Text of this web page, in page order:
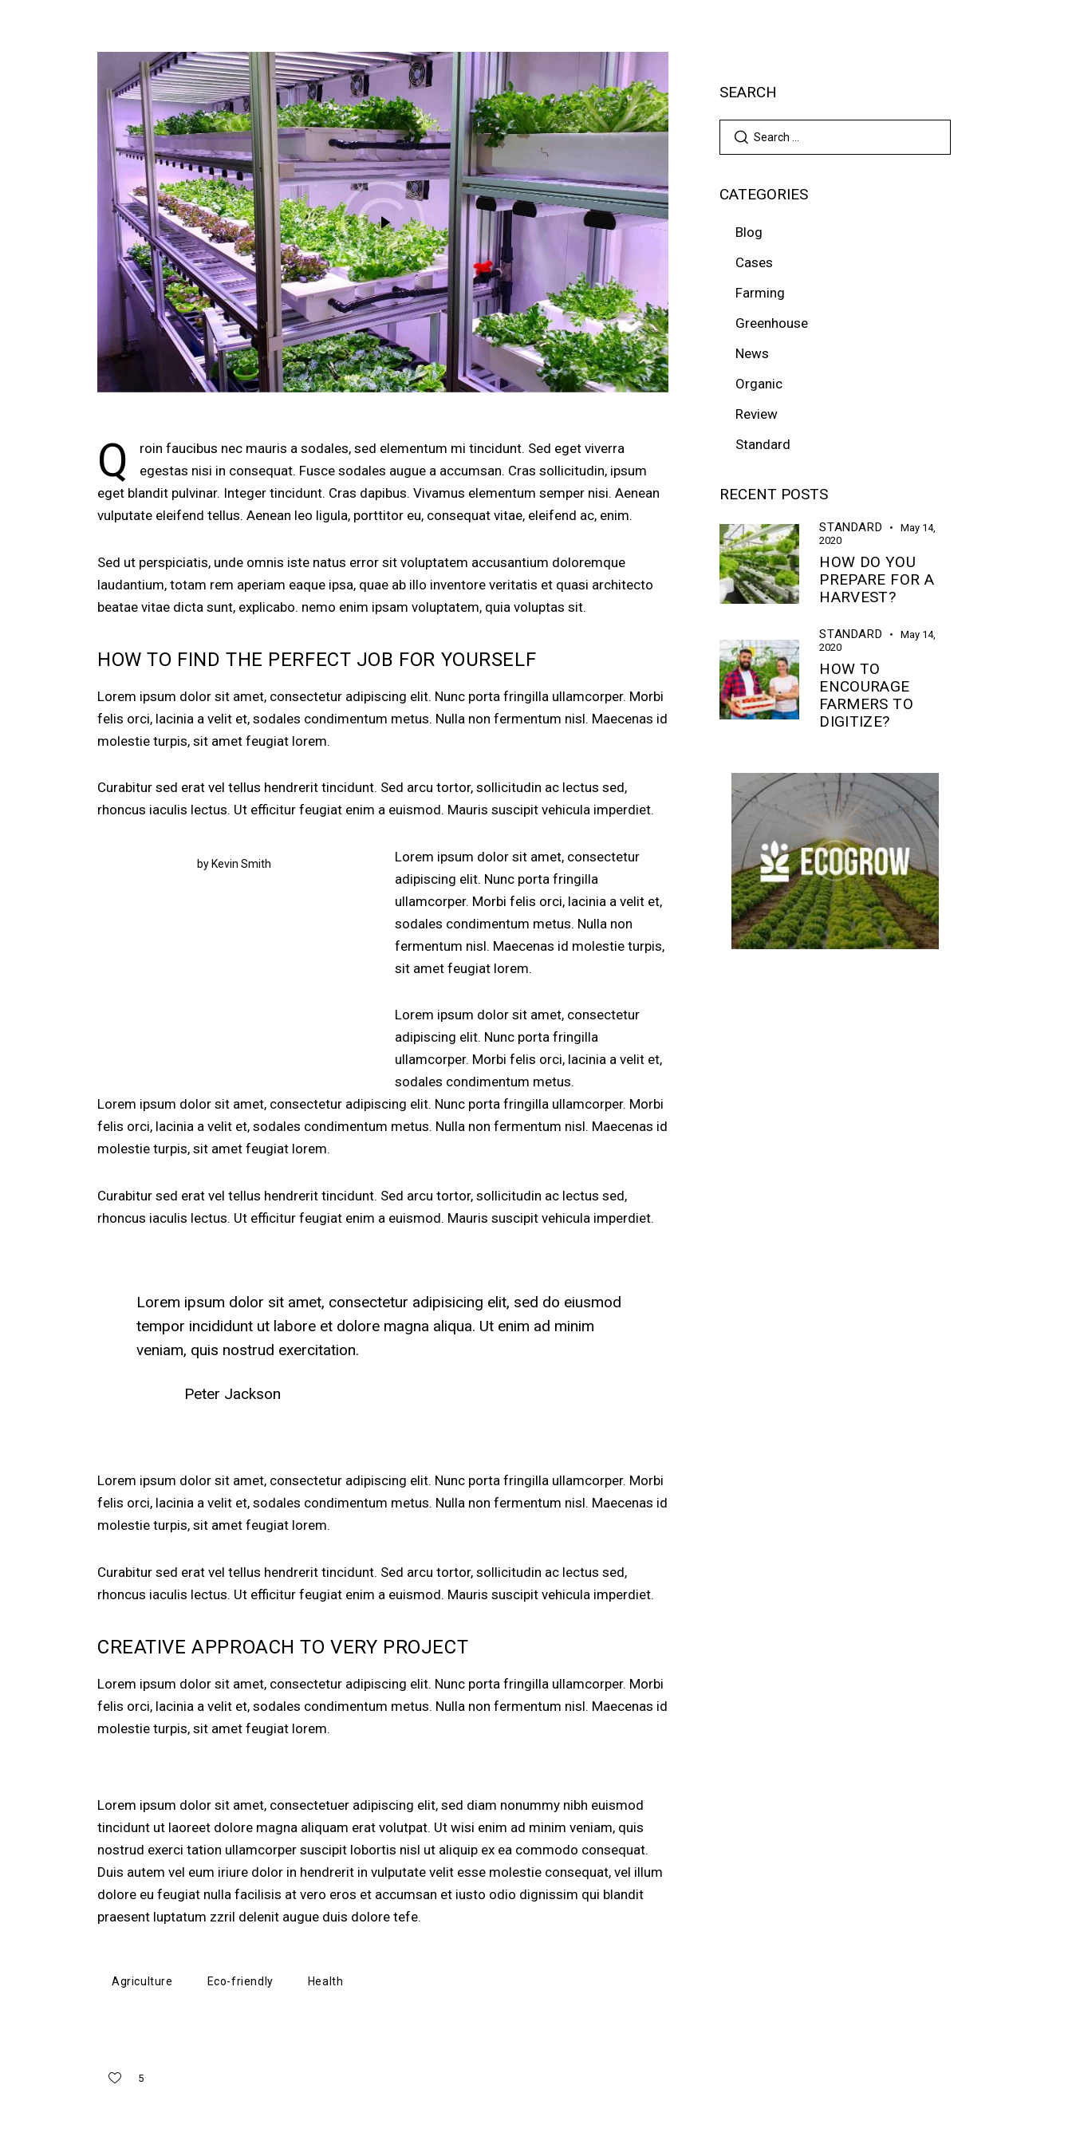
Q
roin faucibus nec mauris a sodales, sed elementum mi tincidunt. Sed eget viverra
egestas nisi in consequat. Fusce sodales augue a accumsan. Cras sollicitudin, ipsum
eget blandit pulvinar. Integer tincidunt. Cras dapibus. Vivamus elementum semper nisi. Aenean
vulputate eleifend tellus. Aenean leo ligula, porttitor eu, consequat vitae, eleifend ac, enim.
Sed ut perspiciatis, unde omnis iste natus error sit voluptatem accusantium doloremque
laudantium, totam rem aperiam eaque ipsa, quae ab illo inventore veritatis et quasi architecto
beatae vitae dicta sunt, explicabo. nemo enim ipsam voluptatem, quia voluptas sit.
HOW TO FIND THE PERFECT JOB FOR YOURSELF
Lorem ipsum dolor sit amet, consectetur adipiscing elit. Nunc porta fringilla ullamcorper. Morbi
felis orci, lacinia a velit et, sodales condimentum metus. Nulla non fermentum nisl. Maecenas id
molestie turpis, sit amet feugiat lorem.
Curabitur sed erat vel tellus hendrerit tincidunt. Sed arcu tortor, sollicitudin ac lectus sed,
rhoncus iaculis lectus. Ut efficitur feugiat enim a euismod. Mauris suscipit vehicula imperdiet.
by Kevin Smith
Lorem ipsum dolor sit amet, consectetur
adipiscing elit. Nunc porta fringilla
ullamcorper. Morbi felis orci, lacinia a velit et,
sodales condimentum metus. Nulla non
fermentum nisl. Maecenas id molestie turpis,
sit amet feugiat lorem.
Lorem ipsum dolor sit amet, consectetur
adipiscing elit. Nunc porta fringilla
ullamcorper. Morbi felis orci, lacinia a velit et,
sodales condimentum metus.
Lorem ipsum dolor sit amet, consectetur adipiscing elit. Nunc porta fringilla ullamcorper. Morbi
felis orci, lacinia a velit et, sodales condimentum metus. Nulla non fermentum nisl. Maecenas id
molestie turpis, sit amet feugiat lorem.
Curabitur sed erat vel tellus hendrerit tincidunt. Sed arcu tortor, sollicitudin ac lectus sed,
rhoncus iaculis lectus. Ut efficitur feugiat enim a euismod. Mauris suscipit vehicula imperdiet.
Lorem ipsum dolor sit amet, consectetur adipisicing elit, sed do eiusmod
tempor incididunt ut labore et dolore magna aliqua. Ut enim ad minim
veniam, quis nostrud exercitation.
Peter Jackson
Lorem ipsum dolor sit amet, consectetur adipiscing elit. Nunc porta fringilla ullamcorper. Morbi
felis orci, lacinia a velit et, sodales condimentum metus. Nulla non fermentum nisl. Maecenas id
molestie turpis, sit amet feugiat lorem.
Curabitur sed erat vel tellus hendrerit tincidunt. Sed arcu tortor, sollicitudin ac lectus sed,
rhoncus iaculis lectus. Ut efficitur feugiat enim a euismod. Mauris suscipit vehicula imperdiet.
CREATIVE APPROACH TO VERY PROJECT
Lorem ipsum dolor sit amet, consectetur adipiscing elit. Nunc porta fringilla ullamcorper. Morbi
felis orci, lacinia a velit et, sodales condimentum metus. Nulla non fermentum nisl. Maecenas id
molestie turpis, sit amet feugiat lorem.
Lorem ipsum dolor sit amet, consectetuer adipiscing elit, sed diam nonummy nibh euismod
tincidunt ut laoreet dolore magna aliquam erat volutpat. Ut wisi enim ad minim veniam, quis
nostrud exerci tation ullamcorper suscipit lobortis nisl ut aliquip ex ea commodo consequat.
Duis autem vel eum iriure dolor in hendrerit in vulputate velit esse molestie consequat, vel illum
dolore eu feugiat nulla facilisis at vero eros et accumsan et iusto odio dignissim qui blandit
praesent luptatum zzril delenit augue duis dolore tefe.
Agriculture Eco-friendly Health
5
SEARCH
CATEGORIES
Blog
Cases
Farming
Greenhouse
News
Organic
Review
Standard
RECENT POSTS
STANDARD
May 14,
2020
HOW DO YOU
PREPARE FOR A
HARVEST?
STANDARD
May 14,
2020
HOW TO
ENCOURAGE
FARMERS TO
DIGITIZE?